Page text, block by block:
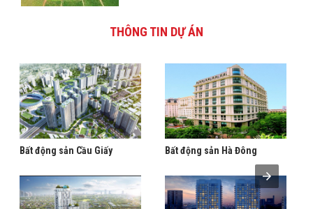
THÔNG TIN DỰ ÁN
Bất động sản Cầu Giấy Bất động sản Hà Đông